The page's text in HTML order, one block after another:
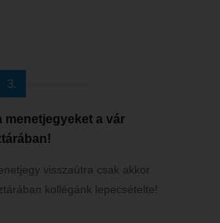
3.
menetjegyeket a vár
visszaútra csak akkor
kollégánk lepecsételte!